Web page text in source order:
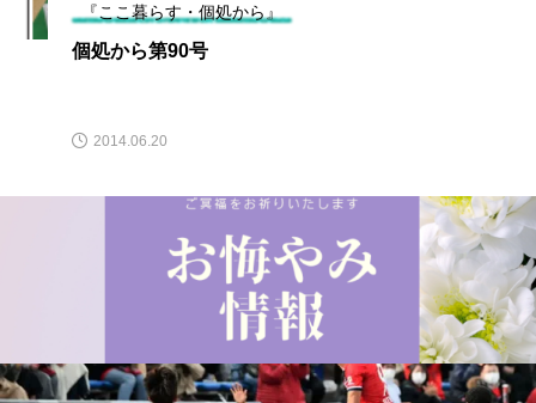
『ここ暮らす・個処から』
個処から第90号
2014.06.20